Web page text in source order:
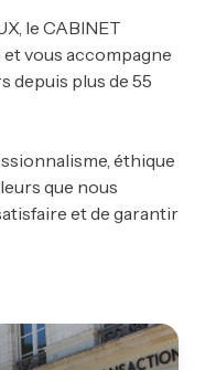
le CABINET
et vous accompagne
depuis plus de 55
éthique
que nous
et de garantir